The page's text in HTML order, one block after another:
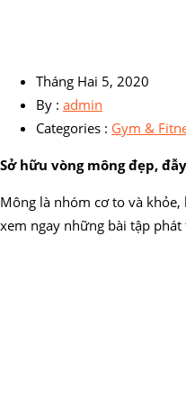
Tháng Hai 5, 2020
By : admin
Categories : Gym &
Sở hữu vòng mông đẹp,
Mông là nhóm cơ to và
xem ngay những bài tập phát